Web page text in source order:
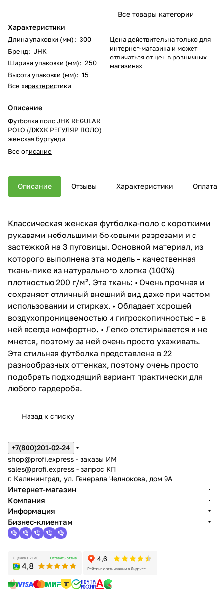
Характеристики
Длина упаковки (мм): 300
Бренд: JHK
Ширина упаковки (мм): 250
Высота упаковки (мм): 15
Все характеристики
Описание
Футболка поло JHK REGULAR
POLO (ДЖХК РЕГУЛЯР ПОЛО)
женская бургунди
Все описание
Все товары категории
Цена действительна только для
интернет-магазина и может
отличаться от цен в розничных
магазинах
Описание Отзывы Характеристики Оплата
Классическая женская футболка-поло с короткими
рукавами небольшими боковыми разрезами и с
застежкой на 3 пуговицы. Основной материал, из
которого выполнена эта модель – качественная
ткань-пике из натурального хлопка (100%)
плотностью 200 г/м². Эта ткань: • Очень прочная и
сохраняет отличный внешний вид даже при частом
использовании и стирках. • Обладает хорошей
воздухопроницаемостью и гигроскопичностью – в
ней всегда комфортно. • Легко отстирывается и не
мнется, поэтому за ней очень просто ухаживать.
Эта стильная футболка представлена в 22
разнообразных оттенках, поэтому очень просто
подобрать подходящий вариант практически для
любого гардероба.
Назад к списку
+7(800)201-02-24
shop@profi.express - заказы ИМ
sales@profi.express - запрос КП
г. Калининград, ул. Генерала Челнокова, дом 9A
Интернет-магазин
Компания
Информация
Бизнес-клиентам